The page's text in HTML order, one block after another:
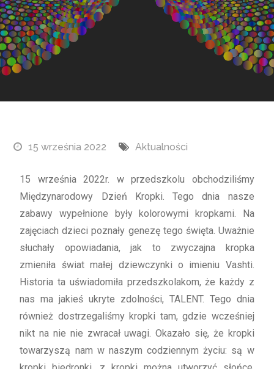
15 września 2022 Aktualności
15 września 2022r. w przedszkolu obchodziliśmy
Międzynarodowy Dzień Kropki. Tego dnia nasze
zabawy wypełnione były kolorowymi kropkami. Na
zajęciach dzieci poznały genezę tego święta. Uważnie
słuchały opowiadania, jak to zwyczajna kropka
zmieniła świat małej dziewczynki o imieniu Vashti.
Historia ta uświadomiła przedszkolakom, że każdy z
nas ma jakieś ukryte zdolności, TALENT. Tego dnia
również dostrzegaliśmy kropki tam, gdzie wcześniej
nikt na nie nie zwracał uwagi. Okazało się, że kropki
towarzyszą nam w naszym codziennym życiu: są w